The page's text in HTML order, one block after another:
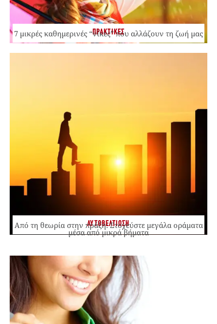
ΠΡΑΚΤΙΚΕΣ
7 μικρές καθημερινές “νίκες” που αλλάζουν τη ζωή μας
ΑΥΤΟΒΕΛΤΙΩΣΗ
Από τη θεωρία στην πράξη: Στοχεύστε μεγάλα οράματα
μέσα από μικρά βήματα